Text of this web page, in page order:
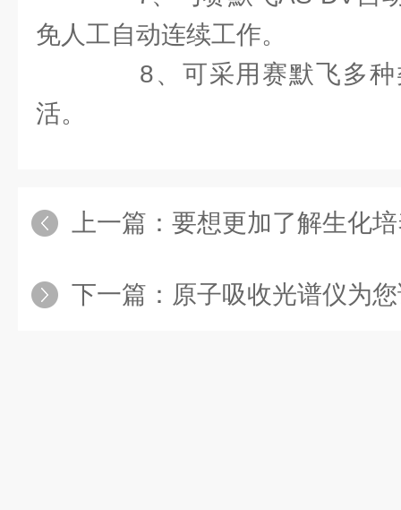
免人工自动连续工作。
8、可采用赛默飞多种
活。
上一篇： 要想更加了解生化
下一篇： 原子吸收光谱仪为